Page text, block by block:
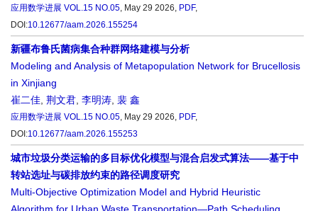
应用数学进展 VOL.15 NO.05 , May 29 2026, PDF,
DOI:10.12677/aam.2026.155254
新疆布鲁氏菌病集合种群网络建模与分析
Modeling and Analysis of Metapopulation Network for Brucellosis
in Xinjiang
崔二佳 荆文君 李明涛 裴 鑫
应用数学进展 VOL.15 NO.05 , May 29 2026, PDF,
DOI:10.12677/aam.2026.155253
城市垃圾分类运输的多目标优化模型与混合启发式算法——基于中
转站选址与碳排放约束的路径调度研究
Multi-Objective Optimization Model and Hybrid Heuristic
Algorithm for Urban Waste Transportation—Path Scheduling